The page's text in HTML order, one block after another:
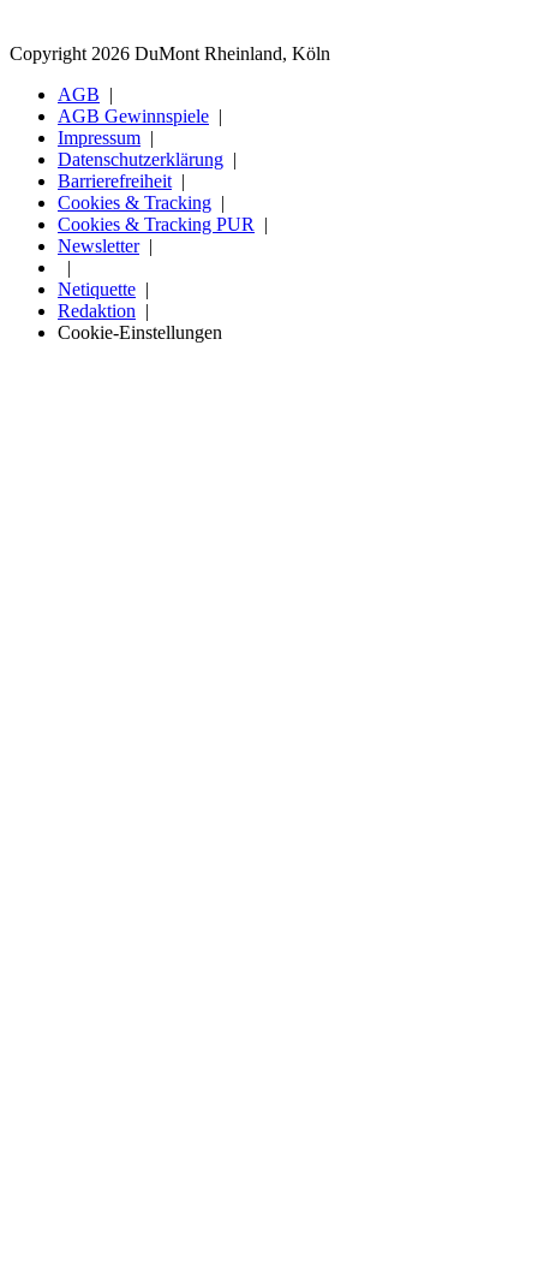
Copyright 2026 DuMont Rheinland, Köln
AGB
AGB Gewinnspiele
Impressum
Datenschutzerklärung
Barrierefreiheit
Cookies & Tracking
Cookies & Tracking PUR
Newsletter
Netiquette
Redaktion
Cookie-Einstellungen